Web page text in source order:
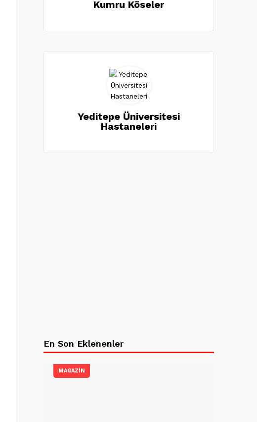
Kumru Köseler
Yeditepe Üniversitesi
Hastaneleri
En Son Eklenenler
MAGAZİN